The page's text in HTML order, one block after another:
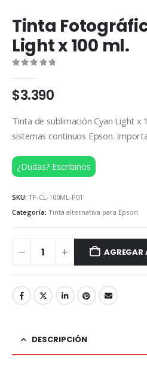
Tinta
Light x 100 ml.
$3.390
Tinta de sublimación Cyan Light x
sistemas continuos Epson.
¿Dudas? Escribinos
SKU: TF-CL-100ML-P01
Categoría: Tinta alternativa para Epson
AGREGAR
DESCRIPCIÓN